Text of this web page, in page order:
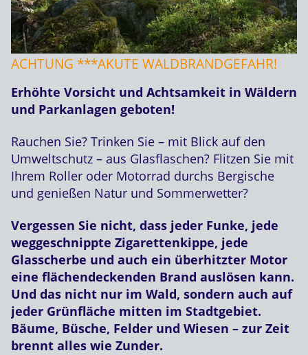
ACHTUNG ***AKUTE WALDBRANDGEFAHR!
Erhöhte Vorsicht und Achtsamkeit in Wäldern
und Parkanlagen geboten!
Rauchen Sie? Trinken Sie – mit Blick auf den
Umweltschutz – aus Glasflaschen? Flitzen Sie mit
Ihrem Roller oder Motorrad durchs Bergische
und genießen Natur und Sommerwetter?
Vergessen Sie nicht, dass jeder Funke, jede
weggeschnippte Zigarettenkippe, jede
Glasscherbe und auch ein überhitzter Motor
eine flächendeckenden Brand auslösen kann.
Und das nicht nur im Wald, sondern auch auf
jeder Grünfläche mitten im Stadtgebiet.
Bäume, Büsche, Felder und Wiesen – zur Zeit
brennt alles wie Zunder.